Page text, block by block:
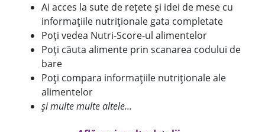
Ai acces la sute de rețete și idei de mese cu
informațiile nutriționale gata completate
Poți vedea Nutri-Score-ul alimentelor
Poți căuta alimente prin scanarea codului de
bare
Poți compara informațiile nutriționale ale
alimentelor
și multe multe altele...